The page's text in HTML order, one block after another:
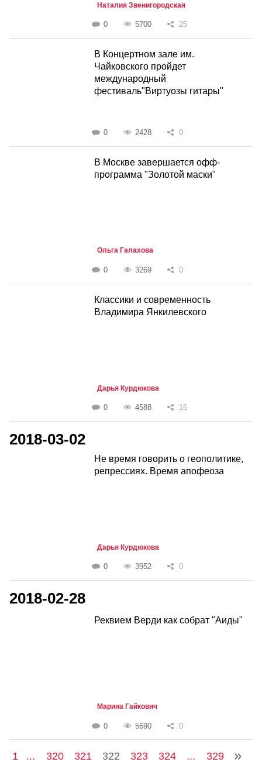
Наталия Звенигородская
0 5700 25
В Концертном зале им.
Чайковского пройдет
международный
фестиваль"Виртуозы гитары"
0 2428 0
В Москве завершается офф-
программа "Золотой маски"
Ольга Галахова
0 3269 0
Классики и современность
Владимира Янкилевского
Дарья Курдюкова
0 4588 16
2018-03-02
Не время говорить о геополитике,
репрессиях. Время апофеоза
Дарья Курдюкова
0 3952 0
2018-02-28
Реквием Верди как собрат "Аиды"
Марина Гайкович
0 5690 0
1 ... 320 321 322 323 324 ... 329